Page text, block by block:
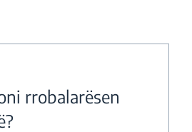
rrobalarësen